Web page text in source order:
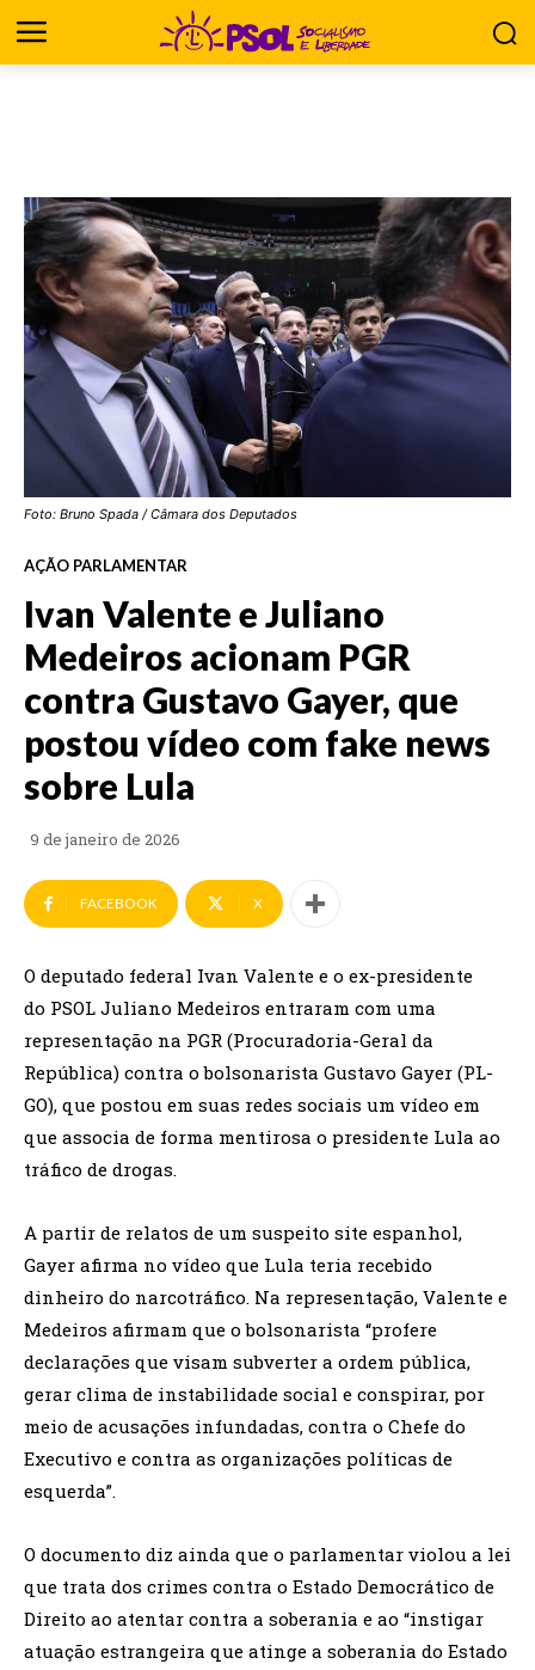
Foto: Bruno Spada / Câmara dos Deputados
AÇÃO PARLAMENTAR
Ivan Valente e Juliano
Medeiros acionam PGR
contra Gustavo Gayer, que
postou vídeo com fake news
sobre Lula
9 de janeiro de 2026
FACEBOOK X
O deputado federal Ivan Valente e o ex-presidente
do PSOL Juliano Medeiros entraram com uma
representação na PGR (Procuradoria-Geral da
República) contra o bolsonarista Gustavo Gayer (PL-
GO), que postou em suas redes sociais um vídeo em
que associa de forma mentirosa o presidente Lula ao
tráfico de drogas.
A partir de relatos de um suspeito site espanhol,
Gayer afirma no vídeo que Lula teria recebido
dinheiro do narcotráfico. Na representação, Valente e
Medeiros afirmam que o bolsonarista “profere
declarações que visam subverter a ordem pública,
gerar clima de instabilidade social e conspirar, por
meio de acusações infundadas, contra o Chefe do
Executivo e contra as organizações políticas de
esquerda”.
O documento diz ainda que o parlamentar violou a lei
que trata dos crimes contra o Estado Democrático de
Direito ao atentar contra a soberania e ao “instigar
atuação estrangeira que atinge a soberania do Estado